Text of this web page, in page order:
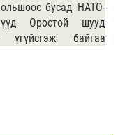
бусад НАТО-
Оростой шууд
байгаа